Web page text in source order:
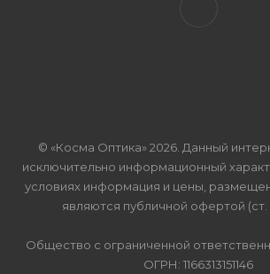
© «Косма Оптика» 2026. Данный
исключительно информационный
условиях информация и цены,
являются публичной офертой (ст.
Общество с ограниченной
ОГРН: 1166313151146